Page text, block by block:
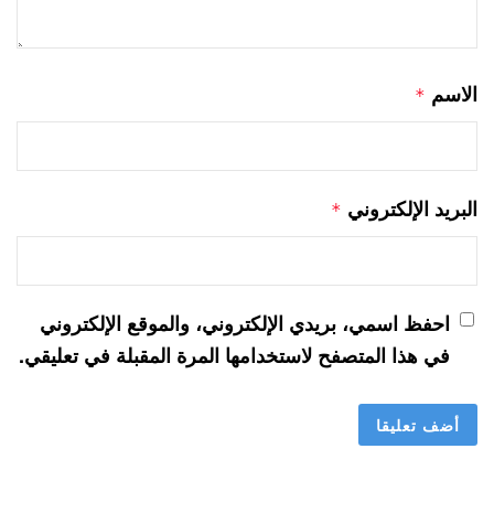
الاسم *
البريد الإلكتروني *
احفظ اسمي، بريدي الإلكتروني، والموقع الإلكتروني
في هذا المتصفح لاستخدامها المرة المقبلة في تعليقي.